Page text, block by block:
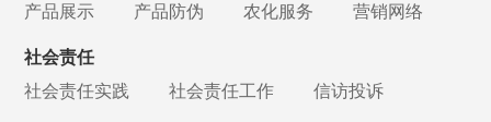
产品展示
产品防伪 农化服务 营销网络
社会责任
社会责任实践
社会责任工作 信访投诉